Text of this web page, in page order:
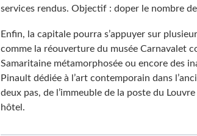
services rendus. Objectif : doper le nombre
Enfin, la capitale pourra s’appuyer sur
comme la réouverture du musée Carnavalet
Samaritaine métamorphosée ou encore des
Pinault dédiée à l’art contemporain dans
deux pas, de l’immeuble de la poste du
hôtel.